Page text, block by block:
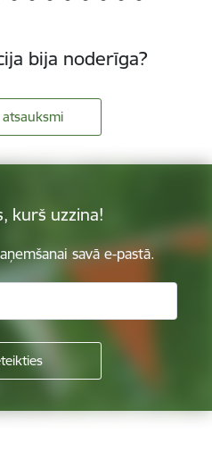
bija noderīga?
kurš uzzina!
savā e-pastā.